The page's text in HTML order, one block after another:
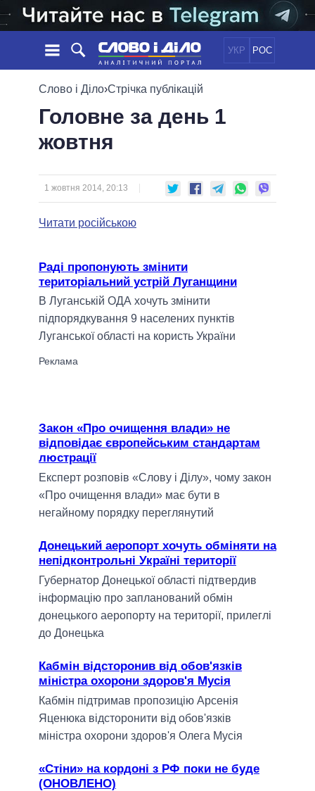
УКР РОС
НОВИНИ
СТРІЧКА
ПОДІЇ
ДУМКИ
ОГЛЯДИ
ДАЙДЖЕСТИ
ПОЛІТИКА
СВІТ
ОБIЦЯНКИ
УСІ ПОЛІТИКИ
ПРЕЗИДЕНТ І ОФІС
ВЕРХОВНА РАДА
ГОЛОВИ ОБЛАДМІНІСТРАЦІЙ
МЕРИ МІСТ
ВСІ ПЕРСОНИ
ІНФОГРАФІКА
ПОРІВНЯННЯ ПОЛІТИКІВ
Слово і Діло›Стрічка публікацій
Головне за день 1
жовтня
1 жовтня 2014, 20:13
Читати російською
Раді пропонують змінити
територіальний устрій Луганщини
В Луганській ОДА хочуть змінити
підпорядкування 9 населених пунктів
Луганської області на користь України
Закон «Про очищення влади» не
відповідає європейським стандартам
люстрації
Експерт розповів «Слову і Ділу», чому закон
«Про очищення влади» має бути в
негайному порядку переглянутий
Донецький аеропорт хочуть обміняти на
непідконтрольні Україні території
Губернатор Донецької області підтвердив
інформацію про запланований обмін
донецького аеропорту на території, прилеглі
до Донецька
Кабмін відсторонив від обов'язків
міністра охорони здоров'я Мусія
Кабмін підтримав пропозицію Арсенія
Яценюка відсторонити від обов'язків
міністра охорони здоров'я Олега Мусія
«Стіни» на кордоні з РФ поки не буде
(ОНОВЛЕНО)